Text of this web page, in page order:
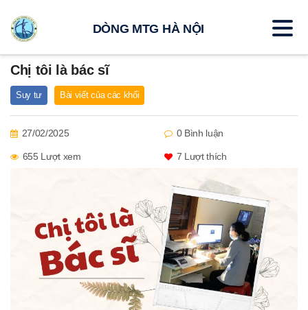
Chị tôi là bác sĩ
Suy tư Bài viết của các khối
27/02/2025 0 Bình luận
655 Lượt xem 7 Lượt thích
DÒNG MTG HÀ NỘI